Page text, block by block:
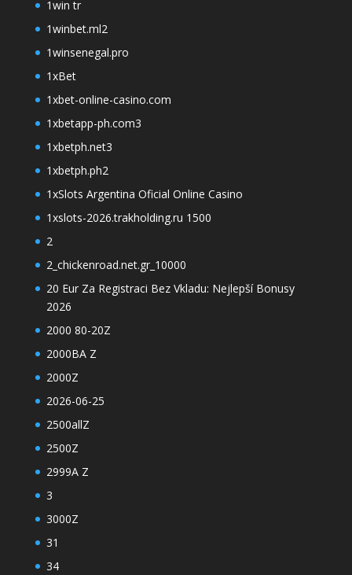
1win tr
1winbet.ml2
1winsenegal.pro
1xBet
1xbet-online-casino.com
1xbetapp-ph.com3
1xbetph.net3
1xbetph.ph2
1xSlots Argentina Oficial Online Casino
1xslots-2026.trakholding.ru 1500
2
2_chickenroad.net.gr_10000
20 Eur Za Registraci Bez Vkladu: Nejlepší Bonusy
2026
2000 80-20Z
2000BA Z
2000Z
2026-06-25
2500allZ
2500Z
2999A Z
3
3000Z
31
34